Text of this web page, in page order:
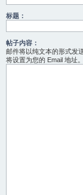
标题：
帖子内容：
邮件将以纯文本的形式发
将设置为您的 Email 地址。